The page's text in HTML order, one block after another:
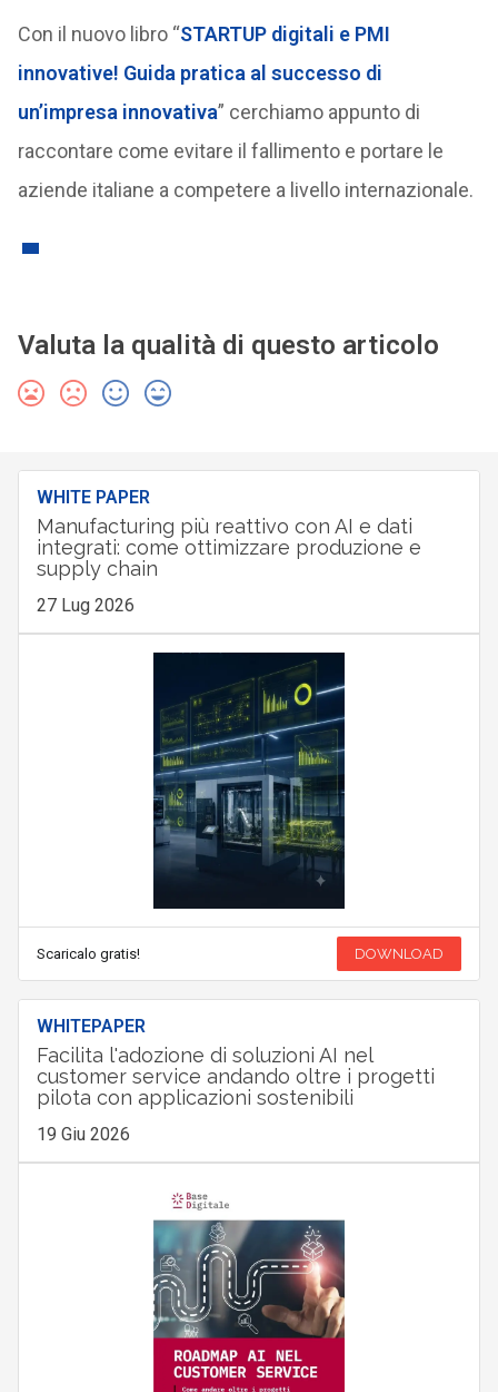
Con il nuovo libro “STARTUP digitali e PMI
innovative! Guida pratica al successo di
un’impresa innovativa” cerchiamo appunto di
raccontare come evitare il fallimento e portare le
aziende italiane a competere a livello internazionale.
Valuta la qualità di questo articolo
WHITE PAPER
Manufacturing più reattivo con AI e dati
integrati: come ottimizzare produzione e
supply chain
27 Lug 2026
Scaricalo gratis! DOWNLOAD
WHITEPAPER
Facilita l'adozione di soluzioni AI nel
customer service andando oltre i progetti
pilota con applicazioni sostenibili
19 Giu 2026